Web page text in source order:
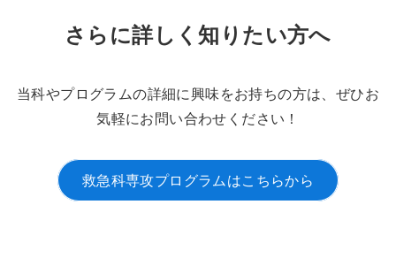
さらに詳しく知りたい方へ
当科やプログラムの詳細に興味をお持ちの方は、ぜひお
気軽にお問い合わせください！
救急科専攻プログラムはこちらから